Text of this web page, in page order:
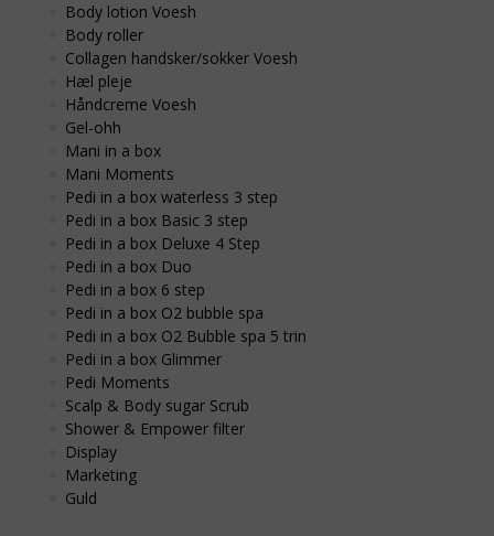
Body lotion Voesh
Body roller
Collagen handsker/sokker Voesh
Hæl pleje
Håndcreme Voesh
Gel-ohh
Mani in a box
Mani Moments
Pedi in a box waterless 3 step
Pedi in a box Basic 3 step
Pedi in a box Deluxe 4 Step
Pedi in a box Duo
Pedi in a box 6 step
Pedi in a box O2 bubble spa
Pedi in a box O2 Bubble spa 5 trin
Pedi in a box Glimmer
Pedi Moments
Scalp & Body sugar Scrub
Shower & Empower filter
Display
Marketing
Guld